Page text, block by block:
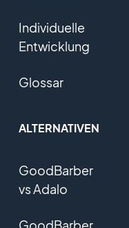
Individuelle
Entwicklung
Glossar
ALTERNATIVEN
GoodBarber
vs Adalo
GoodBarber